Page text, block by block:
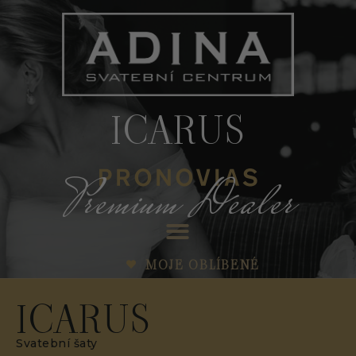
ICARUS
Premium Dealer
MOJE OBLÍBENÉ
ICARUS
Svatební šaty